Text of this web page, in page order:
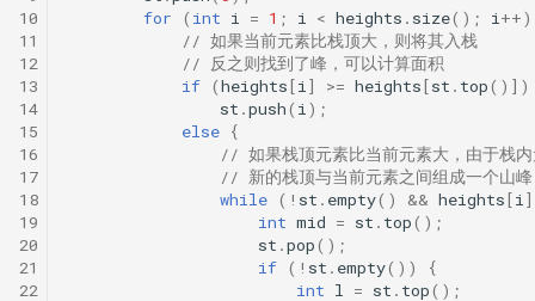
10
11
12
13
14
15
16
17
18
19
20
21
22
for
( int i = 1 ; i < heights . size(); i++)
// 如果当前元素比栈顶大，则将其入栈
// 反之则找到了峰，可以计算面积
if (heights [i] >= heights [st . top()])
st .push( i);
else {
// 如果栈顶元素比当前元素大，由于栈
// 新的栈顶与当前元素之间组成一个山
while ( ! st . empty() && heights [i]
int mid = st . top();
st .pop();
if ( ! st . empty())
{
int l = st . top();